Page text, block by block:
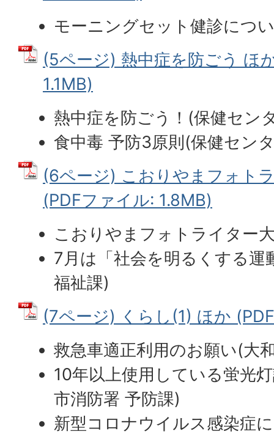
モーニングセット健診につ
(5ページ) 熱中症を防ごう ほ
1.1MB)
熱中症を防ごう！(保健セン
食中毒 予防3原則(保健セン
(6ページ) こおりやまフォト
(PDFファイル: 1.8MB)
こおりやまフォトライター
7月は「社会を明るくする運
福祉課)
(7ページ) くらし(1) ほか
救急車適正利用のお願い(大
10年以上使用している蛍光
市消防署 予防課)
新型コロナウイルス感染症